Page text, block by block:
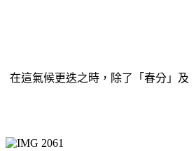
在這氣候更迭之時，除了「春分」及